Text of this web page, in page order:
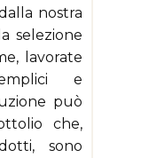
nostra
selezione
lavorate
e
può
che,
sono